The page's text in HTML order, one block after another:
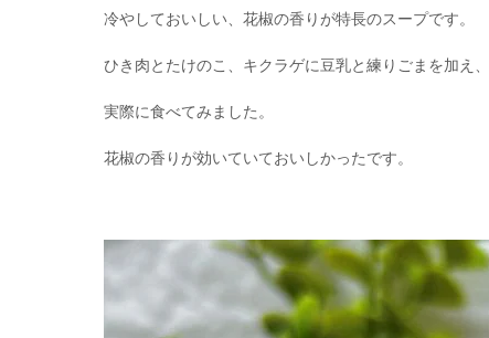
冷やしておいしい、花椒の香りが特長のスープです。
ひき肉とたけのこ、キクラゲに豆乳と練りごまを加え
実際に食べてみました。
花椒の香りが効いていておいしかったです。